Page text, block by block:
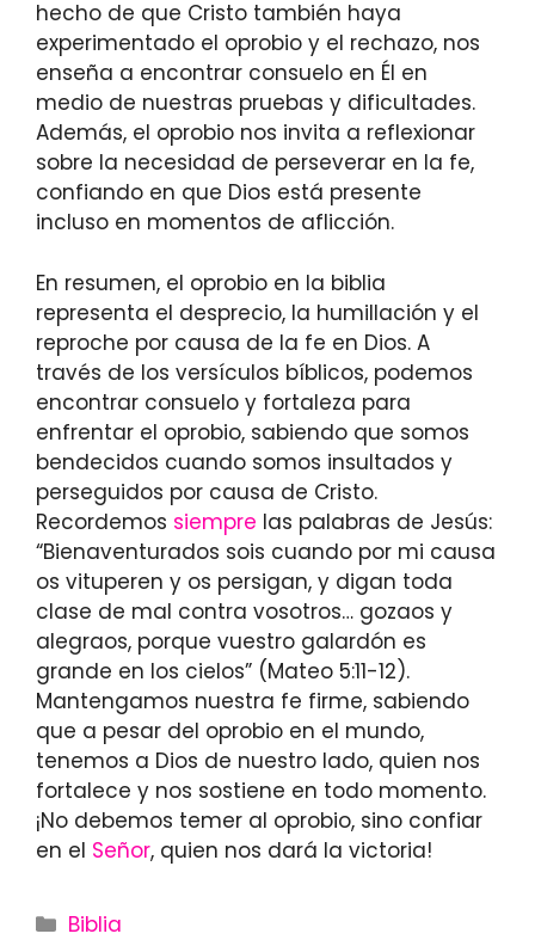
hecho de que Cristo también haya
experimentado el oprobio y el rechazo, nos
enseña a encontrar consuelo en Él en
medio de nuestras pruebas y dificultades.
Además, el oprobio nos invita a reflexionar
sobre la necesidad de perseverar en la fe,
confiando en que Dios está presente
incluso en momentos de aflicción.
En resumen, el oprobio en la biblia
representa el desprecio, la humillación y el
reproche por causa de la fe en Dios. A
través de los versículos bíblicos, podemos
encontrar consuelo y fortaleza para
enfrentar el oprobio, sabiendo que somos
bendecidos cuando somos insultados y
perseguidos por causa de Cristo.
Recordemos siempre las palabras de Jesús:
“Bienaventurados sois cuando por mi causa
os vituperen y os persigan, y digan toda
clase de mal contra vosotros… gozaos y
alegraos, porque vuestro galardón es
grande en los cielos” (Mateo 5:11-12).
Mantengamos nuestra fe firme, sabiendo
que a pesar del oprobio en el mundo,
tenemos a Dios de nuestro lado, quien nos
fortalece y nos sostiene en todo momento.
¡No debemos temer al oprobio, sino confiar
en el Señor, quien nos dará la victoria!
Categories
Biblia